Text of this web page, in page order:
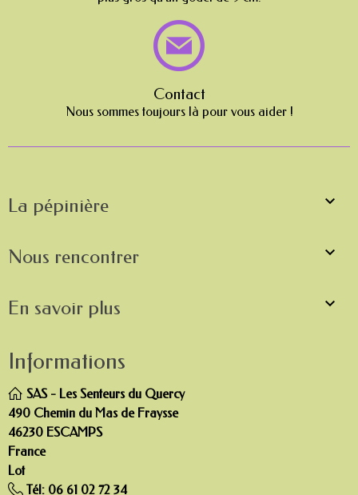
Contact
Nous sommes toujours là pour vous aider !
La pépinière 
Nous rencontrer 
En savoir plus 
Informations
SAS - Les Senteurs du Quercy
490 Chemin du Mas de Fraysse
46230 ESCAMPS
France
Lot
Tél: 06 61 02 72 34